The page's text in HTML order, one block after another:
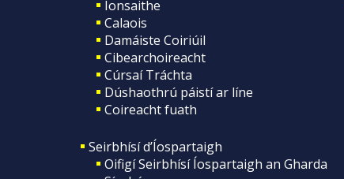
Ionsaithe
Calaois
Damáiste Coiriúil
Cibearchoireacht
Cúrsaí Tráchta
Dúshaothrú páistí ar líne
Coireacht fuath
Seirbhísí d’Íospartaigh
Oifigí Seirbhísí Íospartaigh an Gharda